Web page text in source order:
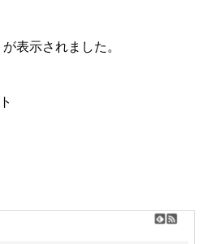
表示されました。